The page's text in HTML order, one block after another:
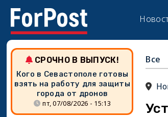
Все
СРОЧНО В ВЫПУСК!
Кого в Севастополе готовы
взять на работу для защиты
города от дронов
пт, 07/08/2026 - 15:13